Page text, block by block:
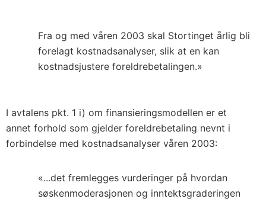
Fra og med våren 2003 skal Stortinget årlig bli
forelagt kostnadsanalyser, slik at en kan
kostnadsjustere foreldrebetalingen.»
I avtalens pkt. 1 i) om finansieringsmodellen er et
annet forhold som gjelder foreldrebetaling nevnt i
forbindelse med kostnadsanalyser våren 2003:
«...det fremlegges vurderinger på hvordan
søskenmoderasjonen og inntektsgraderingen